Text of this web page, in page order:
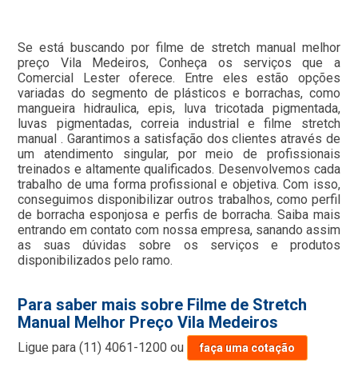
Se está buscando por filme de stretch manual melhor
preço Vila Medeiros, Conheça os serviços que a
Comercial Lester oferece. Entre eles estão opções
variadas do segmento de plásticos e borrachas, como
mangueira hidraulica, epis, luva tricotada pigmentada,
luvas pigmentadas, correia industrial e filme stretch
manual . Garantimos a satisfação dos clientes através de
um atendimento singular, por meio de profissionais
treinados e altamente qualificados. Desenvolvemos cada
trabalho de uma forma profissional e objetiva. Com isso,
conseguimos disponibilizar outros trabalhos, como perfil
de borracha esponjosa e perfis de borracha. Saiba mais
entrando em contato com nossa empresa, sanando assim
as suas dúvidas sobre os serviços e produtos
disponibilizados pelo ramo.
Para saber mais sobre Filme de Stretch
Manual Melhor Preço Vila Medeiros
Ligue para(11) 4061-1200 ou faça uma cotação